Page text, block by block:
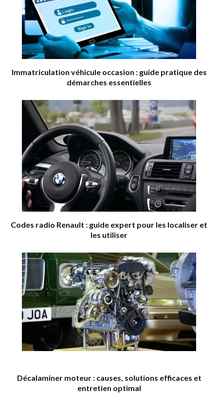
Immatriculation véhicule occasion : guide pratique des
démarches essentielles
Codes radio Renault : guide expert pour les localiser et
les utiliser
Décalaminer moteur : causes, solutions efficaces et
entretien optimal